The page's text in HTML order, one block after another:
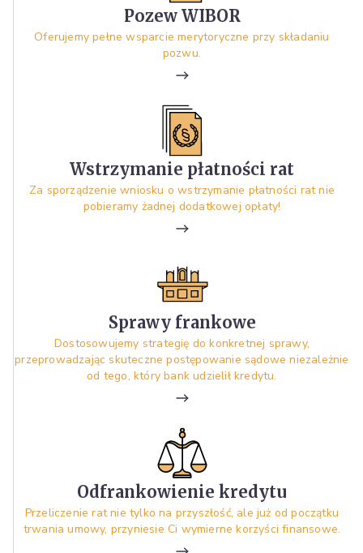
Pozew WIBOR
Oferujemy pełne wsparcie merytoryczne przy składaniu
pozwu.
Wstrzymanie płatności rat
Za sporządzenie wniosku o wstrzymanie płatności rat nie
pobieramy żadnej dodatkowej opłaty!
Sprawy frankowe
Dostosowujemy strategię do konkretnej sprawy,
przeprowadzając skuteczne postępowanie sądowe niezależnie
od tego, który bank udzielił kredytu.
Odfrankowienie kredytu
Przeliczenie rat nie tylko na przyszłość, ale już od początku
trwania umowy, przyniesie Ci wymierne korzyści finansowe.